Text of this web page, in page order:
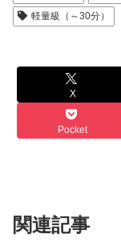
軽量級（～30分）
X
Pocket
関連記事